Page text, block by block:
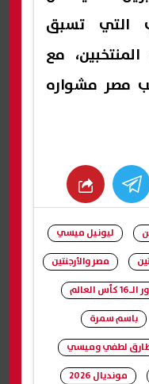
التي تسبق
مع
مصر مشواره
ليونيل ميسي
مصر والأرجنتين
كأس العالم
باسم سمرة
لطفي وميسي
مونديال 2026